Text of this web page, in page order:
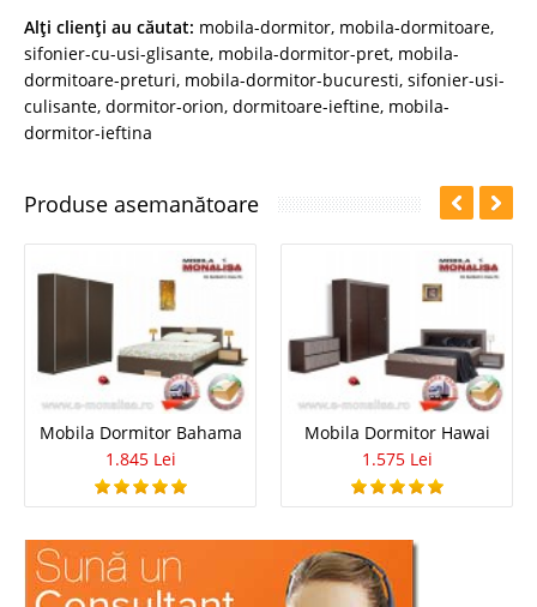
Alţi clienţi au căutat: mobila-dormitor, mobila-dormitoare,
sifonier-cu-usi-glisante, mobila-dormitor-pret, mobila-
dormitoare-preturi, mobila-dormitor-bucuresti, sifonier-usi-
culisante, dormitor-orion, dormitoare-ieftine, mobila-
dormitor-ieftina
Produse asemanătoare
Mobila Dormitor Bahama
1.845 Lei
Mobila Dormitor Hawai
1.575 Lei